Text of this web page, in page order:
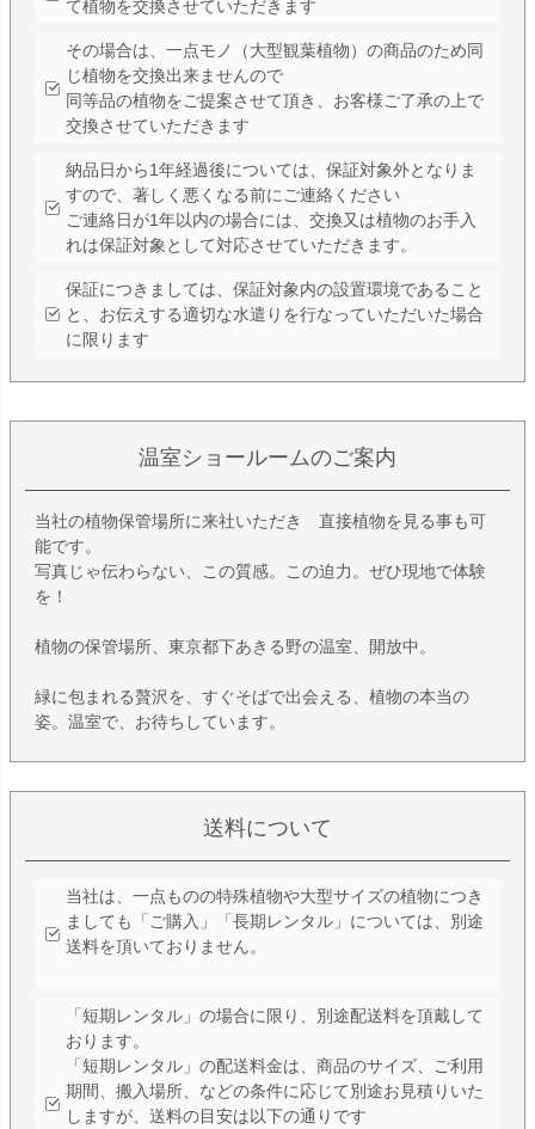
て植物を交換させていただきます
その場合は、一点モノ（大型観葉植物）の商品のため同
じ植物を交換出来ませんので
同等品の植物をご提案させて頂き、お客様ご了承の上で
交換させていただきます
納品日から1年経過後については、保証対象外となりま
すので、著しく悪くなる前にご連絡ください
ご連絡日が1年以内の場合には、交換又は植物のお手入
れは保証対象として対応させていただきます。
保証につきましては、保証対象内の設置環境であること
と、お伝えする適切な水遣りを行なっていただいた場合
に限ります
温室ショールームのご案内
当社の植物保管場所に来社いただき 直接植物を見る事も可
能です。
写真じゃ伝わらない、この質感。この迫力。ぜひ現地で体験
を！
植物の保管場所、東京都下あきる野の温室、開放中。
緑に包まれる贅沢を、すぐそばで出会える、植物の本当の
姿。温室で、お待ちしています。
送料について
当社は、一点ものの特殊植物や大型サイズの植物につき
ましても「ご購入」「長期レンタル」については、別途
送料を頂いておりません。
「短期レンタル」の場合に限り、別途配送料を頂戴して
おります。
「短期レンタル」の配送料金は、商品のサイズ、ご利用
期間、搬入場所、などの条件に応じて別途お見積りいた
しますが、送料の目安は以下の通りです